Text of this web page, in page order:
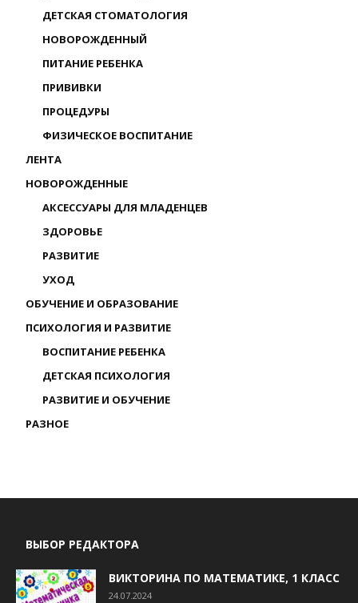
ДЕТСКАЯ СТОМАТОЛОГИЯ
НОВОРОЖДЕННЫЙ
ПИТАНИЕ РЕБЕНКА
ПРИВИВКИ
ПРОЦЕДУРЫ
ФИЗИЧЕСКОЕ ВОСПИТАНИЕ
ЛЕНТА
НОВОРОЖДЕННЫЕ
АКСЕССУАРЫ ДЛЯ МЛАДЕНЦЕВ
ЗДОРОВЬЕ
РАЗВИТИЕ
УХОД
ОБУЧЕНИЕ И ОБРАЗОВАНИЕ
ПСИХОЛОГИЯ И РАЗВИТИЕ
ВОСПИТАНИЕ РЕБЕНКА
ДЕТСКАЯ ПСИХОЛОГИЯ
РАЗВИТИЕ И ОБУЧЕНИЕ
РАЗНОЕ
ВЫБОР РЕДАКТОРА
ВИКТОРИНА ПО МАТЕМАТИКЕ, 1 КЛАСС
24.07.2024